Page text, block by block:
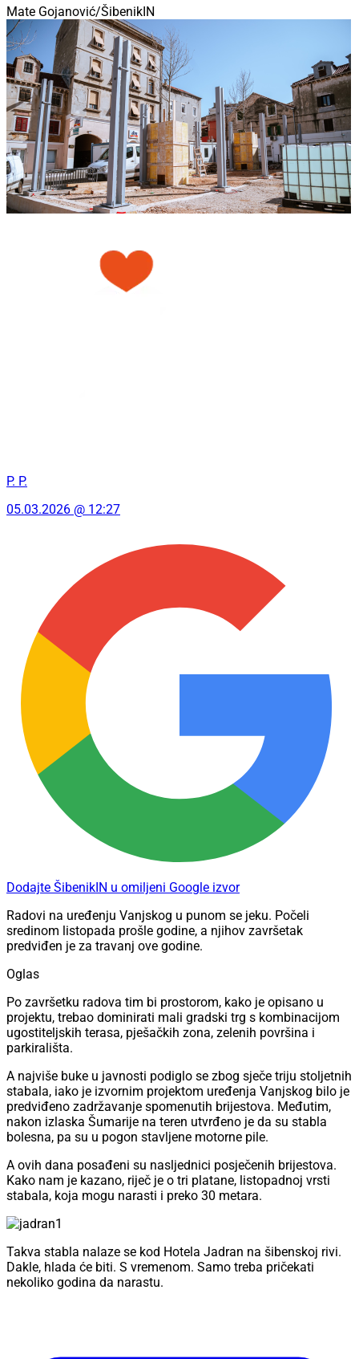
Mate Gojanović/ŠibenikIN
P. P.
05.03.2026 @ 12:27
Dodajte ŠibenikIN u omiljeni Google izvor
Radovi na uređenju Vanjskog u punom se jeku. Počeli
sredinom listopada prošle godine, a njihov završetak
predviđen je za travanj ove godine.
Oglas
Po završetku radova tim bi prostorom, kako je opisano u
projektu, trebao dominirati mali gradski trg s kombinacijom
ugostiteljskih terasa, pješačkih zona, zelenih površina i
parkirališta.
A najviše buke u javnosti podiglo se zbog sječe triju stoljetnih
stabala, iako je izvornim projektom uređenja Vanjskog bilo je
predviđeno zadržavanje spomenutih brijestova. Međutim,
nakon izlaska Šumarije na teren utvrđeno je da su stabla
bolesna, pa su u pogon stavljene motorne pile.
A ovih dana posađeni su nasljednici posječenih brijestova.
Kako nam je kazano, riječ je o tri platane, listopadnoj vrsti
stabala, koja mogu narasti i preko 30 metara.
Takva stabla nalaze se kod Hotela Jadran na šibenskoj rivi.
Dakle, hlada će biti. S vremenom. Samo treba pričekati
nekoliko godina da narastu.